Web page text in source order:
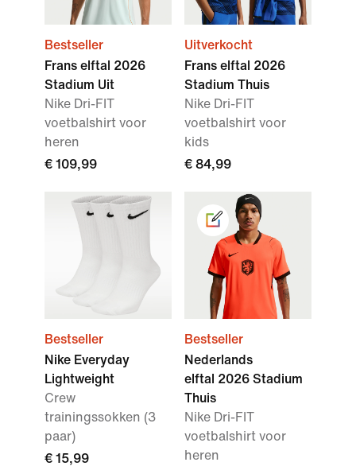
Bestseller
Frans elftal 2026
Stadium Uit
Nike Dri-FIT
voetbalshirt voor
heren
€ 109,99
Uitverkocht
Frans elftal 2026
Stadium Thuis
Nike Dri-FIT
voetbalshirt voor
kids
€ 84,99
Bestseller
Nike Everyday
Lightweight
Crew
trainingssokken (3
paar)
€ 15,99
Bestseller
Nederlands
elftal 2026 Stadium
Thuis
Nike Dri-FIT
voetbalshirt voor
heren